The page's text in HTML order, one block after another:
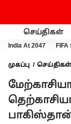
செய்திகள்
India At 2047
முகப்பு செய்திகள்
நடத்த காரணம்